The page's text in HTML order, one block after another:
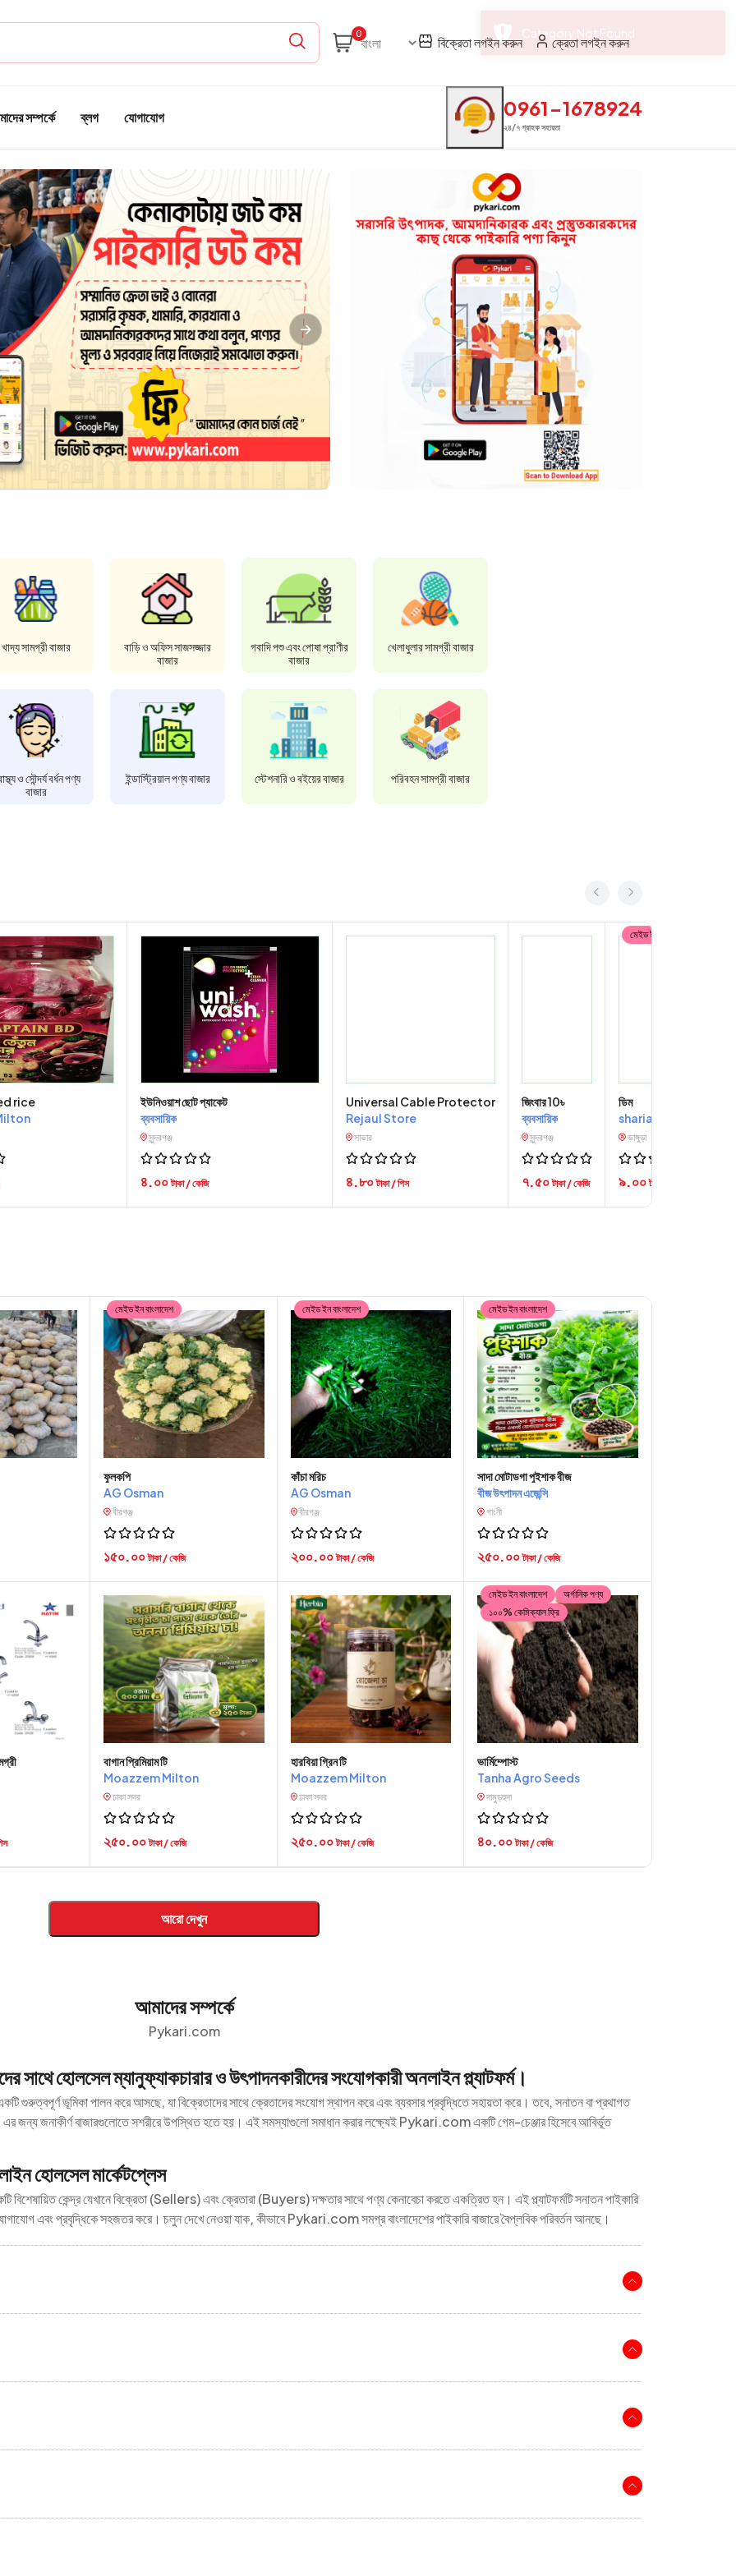
0
বিক্রেতা লগইন করুন ক্রেতা লগইন করুন
সম্পর্কে ব্লগ যোগাযোগ 0961-1678924
২৪/৭ গ্রাহক সহায়তা
খাদ্য সামগ্রী বাজার
ও সৌন্দর্য বর্ধন পণ্য
বাজার
বাড়ি ও অফিস সাজসজ্জার
বাজার
ইন্ডাস্ট্রিয়াল পণ্য বাজার
গবাদি পশু এবং পোষা প্রাণীর
বাজার
স্টেশনারি ও বইয়ের বাজার
খেলাধুলার সামগ্রী বাজার
পরিবহন সামগ্রী বাজার
rice
ইউনিওয়াশ ছোট প্যাকেট
ব্যবসায়িক
সুন্দরগঞ্জ
৪.০০টাকা / কেজি
Universal Cable Protector
Rejaul Store
সাভার
৪.৮০টাকা / পিস
জিংবার 10৳
ব্যবসায়িক
৭.৫০টাকা / কেজি
মেইড ইন বাংলাদেশ
ফুলকপি
AG Osman
বীরগঞ্জ
১৫০.০০টাকা / কেজি
মেইড ইন বাংলাদেশ
কাঁচা মরিচ
AG Osman
বীরগঞ্জ
২০০.০০টাকা / কেজি
মেইড ইন বাংলাদেশ
সাদা মোটাডগা পুইশাক বীজ
বীজ উৎপাদন এজেন্সি
গাংনী
২৫০.০০টাকা / কেজি
বাগান প্রিমিয়াম টি
Moazzem Milton
ঢাকা সদর
২৫০.০০টাকা / কেজি
হারবিয়া গ্রিন টি
Moazzem Milton
ঢাকা সদর
২৫০.০০টাকা / কেজি
মেইড ইন বাংলাদেশ
অর্গানিক পণ্য
১০০% কেমিক্যাল ফ্রি
ভার্মিম্পোস্ট
Tanha Agro Seeds
দামুড়হুদা
৪০.০০টাকা / কেজি
আরো দেখুন
আমাদের সম্পর্কে
Pykari.com
সাথে হোলসেল ম্যানুফ্যাকচারার ও উৎপাদনকারীদের সংযোগকারী অনলাইন প্ল্যাটফর্ম।
একটি গুরুত্বপূর্ণ ভূমিকা পালন করে আসছে, যা বিক্রেতাদের সাথে ক্রেতাদের সংযোগ স্থাপন করে এবং ব্যবসার প্রবৃদ্ধিতে সহায়তা করে। তবে, সনাতন বা প্রথাগত
এর জন্য জনাকীর্ণ বাজারগুলোতে সশরীরে উপস্থিত হতে হয়। এই সমস্যাগুলো সমাধান করার লক্ষ্যেই Pykari.com একটি গেম-চেঞ্জার হিসেবে আবির্ভূত
হোলসেল মার্কেটপ্লেস
কেন্দ্র যেখানে বিক্রেতা (Sellers) এবং ক্রেতারা (Buyers) দক্ষতার সাথে পণ্য কেনাবেচা করতে একত্রিত হন। এই প্ল্যাটফর্মটি সনাতন পাইকারি
এবং প্রবৃদ্ধিকে সহজতর করে। চলুন দেখে নেওয়া যাক, কীভাবে Pykari.com সমগ্র বাংলাদেশের পাইকারি বাজারে বৈপ্লবিক পরিবর্তন আনছে।